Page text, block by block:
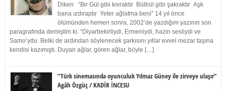
Diken “Bir Gül gibi kıvraktır Bülbül gibi şakraktır Aşk
bana ızdıraptır Yeter ağlatma beni” 14 yıl önce
ölümünden hemen sonra, 2002’de yazdığım yazının son
paragrafında demiştim ki: “Diyarbekirliydi, Ermeniydi, hazin sesliydi ve
Samo’ydu. Belki de ardından söylenecek şarkısını yıllar evvel mezar taşına
kendisi kazımıştı. Duyan ağlar, gören ağlar, böyle […]
“Türk sinemasında oyunculuk Yılmaz Güney ile zirveye ulaşır”
Agâh Özgüç / KADİR İNCESU